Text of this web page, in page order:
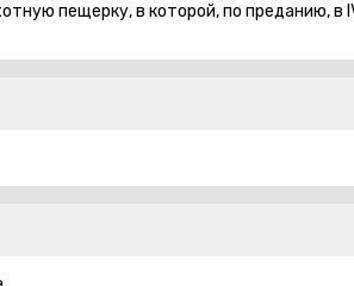
пещерку, в которой, по преданию, в